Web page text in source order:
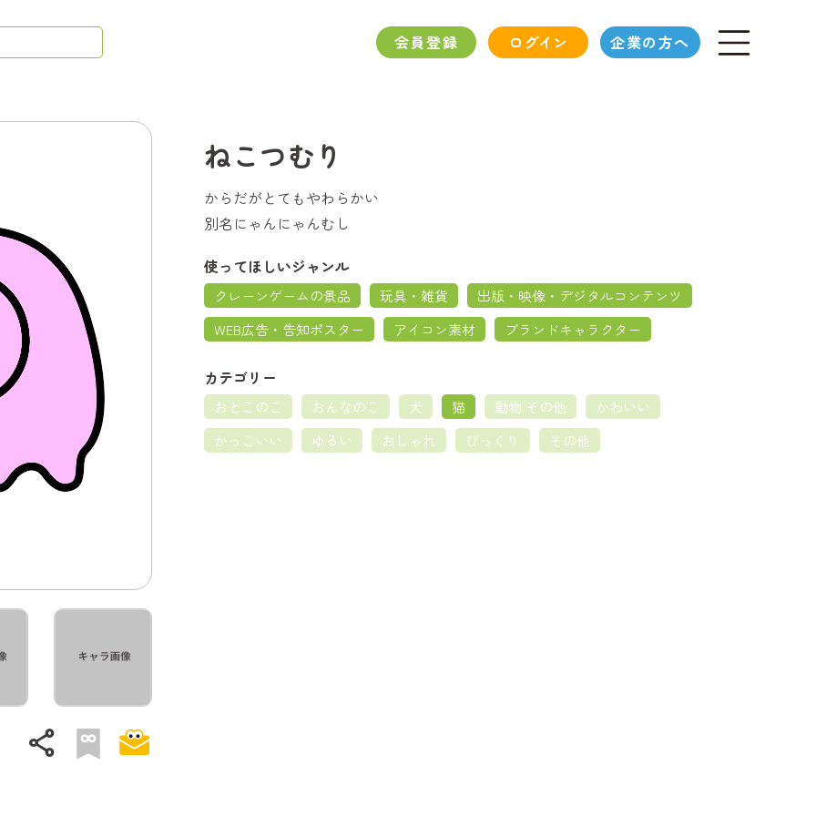
会員登録 ログイン 企業の方へ
share
ねこつむり
からだがとてもやわらかい
別名にゃんにゃんむし
使ってほしいジャンル
クレーンゲームの景品 玩具・雑貨
出版・映像・デジタルコンテンツ
WEB広告・告知ポスター
アイコン素材 ブランドキャラクター
カテゴリー
おとこのこ おんなのこ 犬 猫 動物 その他
かわいい
かっこいい
ゆるい おしゃれ びっくり その他